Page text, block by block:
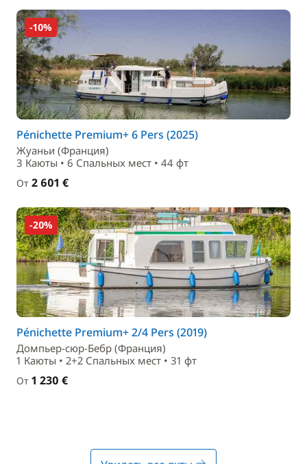
-10%
Pénichette Premium+ 6 Pers (2025)
Жуаньи (Франция)
3 Каюты • 6 Спальныx мест • 44 фт
От 2 601 €
-20%
Pénichette Premium+ 2/4 Pers (2019)
Домпьер-сюр-Бебр (Франция)
1 Каюты • 2+2 Спальныx мест • 31 фт
От 1 230 €